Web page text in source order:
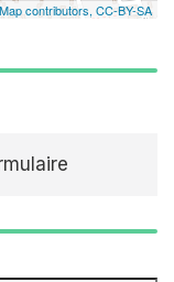
contributors, CC-BY-SA